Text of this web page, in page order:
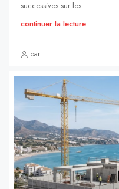
successives sur les...
continuer la lecture
par